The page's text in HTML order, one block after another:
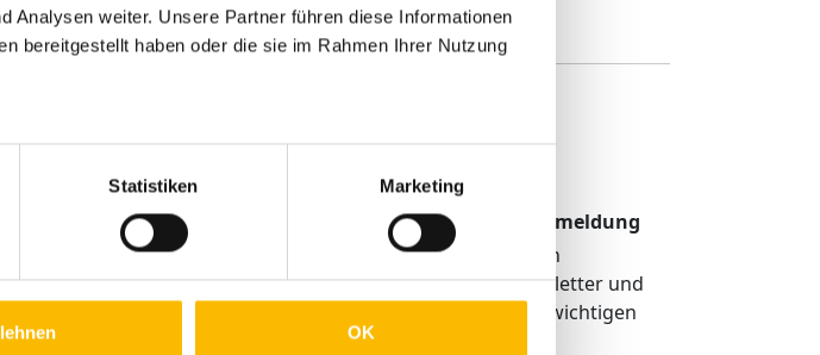
Analysen weiter. Unsere Partner führen diese Informationen
bereitgestellt haben oder die sie im Rahmen Ihrer Nutzung
Statistiken Marketing
OK
Rechtliches
Impressum
Widerruf
TMP Newsletter Anmeldung
Erhalten Sie unseren
regelmäßigen Newsletter und
bekommen Sie alle wichtigen
Infos über TMP®